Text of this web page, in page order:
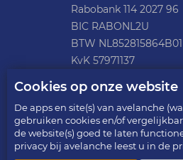
Cookies op onze website
De apps en site(s) van avelanche
gebruiken cookies en/of
de website(s) goed te laten
privacy bij avelanche leest u in de
Rabobank 114 2027 96
BIC RABONL2U
BTW NL852815864B01
KvK 57971137
Copyright © 2013 -
art's excellence - onderdeel